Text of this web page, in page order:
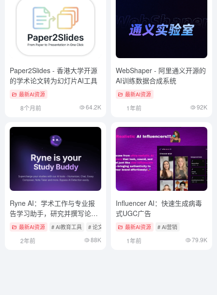
Paper2Slides - 香港大学开源
的学术论文转为幻灯片AI工具
最新AI资源
8个月前 64.2K
WebShaper - 阿里通义开源的
AI训练数据合成系统
最新AI资源
1年前 92K
Ryne AI：学术工作与专业报
告学习助手，研究并撰写论
文，绕过AI检测
最新AI资源 # AI教育工具 # 论文
2年前 88K
Influencer AI：快速生成病毒
式UGC广告
最新AI资源 # AI营销
1年前 79.9K